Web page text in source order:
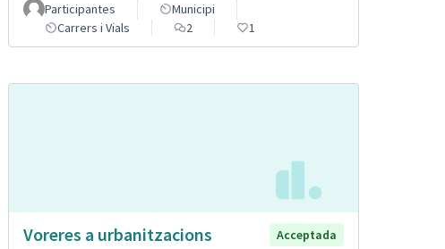
Participantes
Municipi
Carrers i Vials
2 1
Voreres a urbanitzacions Acceptada